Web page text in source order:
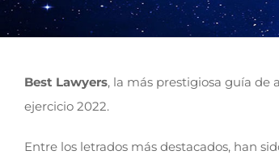
Best Lawyers, la más prestigiosa guía de
ejercicio 2022.
Entre los letrados más destacados, han